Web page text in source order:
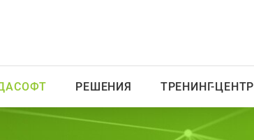
РЕШЕНИЯ ТРЕНИНГ-ЦЕНТР